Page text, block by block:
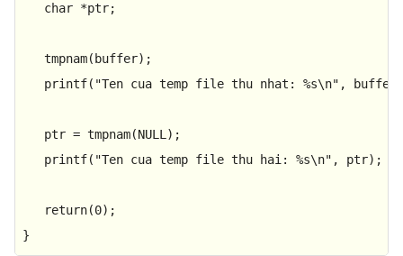
char *ptr;
tmpnam(buffer);
printf( "Ten cua temp file thu nhat: %s\n" ,
   ptr =
tmpnam(NULL );
printf( "Ten cua temp file thu hai: %s\n" , ptr);
return(0);
}